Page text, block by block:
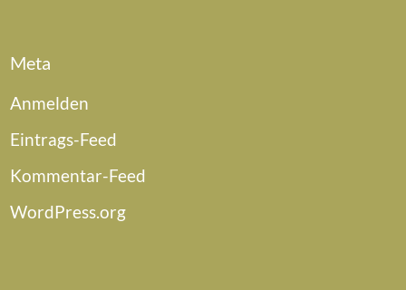
Meta
Anmelden
Eintrags-Feed
Kommentar-Feed
WordPress.org